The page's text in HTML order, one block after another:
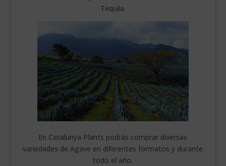
Tequila.
En Catalunya Plants podrás comprar diversas
variedades de Agave en diferentes formatos y durante
todo el año.